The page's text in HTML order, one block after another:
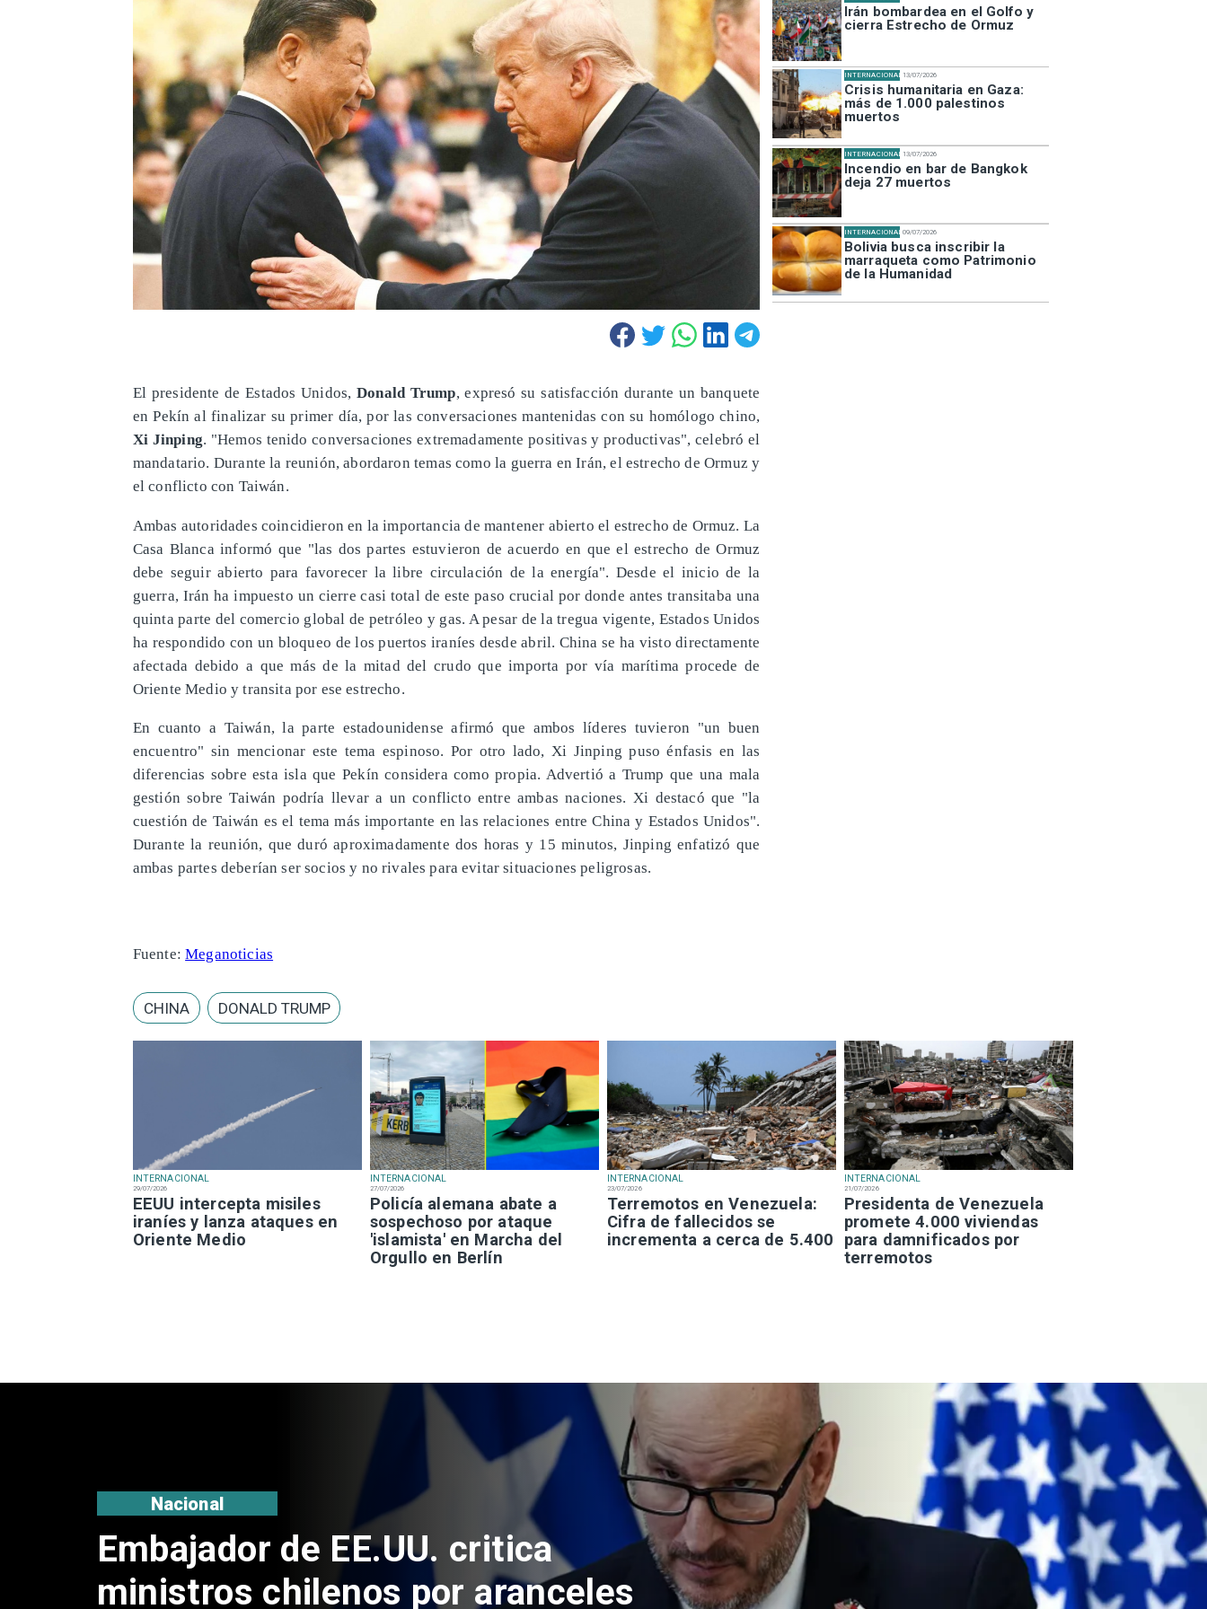
INTERNACIONAL
29/07/2026
EEUU intercepta misiles
iraníes y lanza ataques en
Oriente Medio
INTERNACIONAL
27/07/2026
Policía alemana abate a
sospechoso por ataque
'islamista' en Marcha del
Orgullo en Berlín
INTERNACIONAL
23/07/2026
Terremotos en Venezuela:
Cifra de fallecidos se
incrementa a cerca de 5.400
INTERNACIONAL
21/07/2026
Presidenta de Venezuela
promete 4.000 viviendas
para damnificados por
terremotos
Irán bombardea en el Golfo y
cierra Estrecho de Ormuz
13/07/2026
Crisis humanitaria en Gaza:
más de 1.000 palestinos
muertos
INTERNACIONAL
13/07/2026
Incendio en bar de Bangkok
deja 27 muertos
INTERNACIONAL
09/07/2026
Bolivia busca inscribir la
marraqueta como Patrimonio
de la Humanidad
INTERNACIONAL
El presidente de Estados Unidos,Donald Trump, expresó su satisfacción durante un banquete
en Pekín al finalizar su primer día, por las conversaciones mantenidas con su homólogo chino,
Xi Jinping. "Hemos tenido conversaciones extremadamente positivas y productivas", celebró el
mandatario. Durante la reunión, abordaron temas como la guerra en Irán, el estrecho de Ormuz y
el conflicto con Taiwán.
Ambas autoridades coincidieron en la importancia de mantener abierto el estrecho de Ormuz. La
Casa Blanca informó que "las dos partes estuvieron de acuerdo en que el estrecho de Ormuz
debe seguir abierto para favorecer la libre circulación de la energía". Desde el inicio de la
guerra, Irán ha impuesto un cierre casi total de este paso crucial por donde antes transitaba una
quinta parte del comercio global de petróleo y gas. A pesar de la tregua vigente, Estados Unidos
ha respondido con un bloqueo de los puertos iraníes desde abril. China se ha visto directamente
afectada debido a que más de la mitad del crudo que importa por vía marítima procede de
Oriente Medio y transita por ese estrecho.
En cuanto a Taiwán, la parte estadounidense afirmó que ambos líderes tuvieron "un buen
encuentro" sin mencionar este tema espinoso. Por otro lado, Xi Jinping puso énfasis en las
diferencias sobre esta isla que Pekín considera como propia. Advertió a Trump que una mala
gestión sobre Taiwán podría llevar a un conflicto entre ambas naciones. Xi destacó que "la
cuestión de Taiwán es el tema más importante en las relaciones entre China y Estados Unidos".
Durante la reunión, que duró aproximadamente dos horas y 15 minutos, Jinping enfatizó que
ambas partes deberían ser socios y no rivales para evitar situaciones peligrosas.
Fuente:Meganoticias
CHINA DONALD TRUMP
Milei prohíbe ingreso de
extranjeros con mensajes de
Internacional